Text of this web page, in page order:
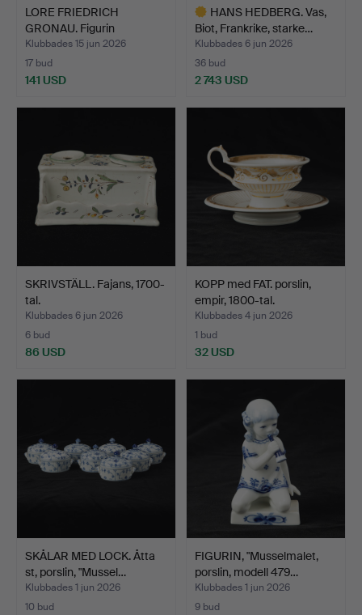
LORE FRIEDRICH
GRONAU. Figurin
föreställan…
Klubbades 15 jun 2026
17 bud
141 USD
HANS HEDBERG. Vas,
Biot, Frankrike, starke…
Klubbades 6 jun 2026
36 bud
2 743 USD
SKRIVSTÄLL. Fajans, 1700-
tal.
Klubbades 6 jun 2026
6 bud
86 USD
KOPP med FAT. porslin,
empir, 1800-tal.
Klubbades 4 jun 2026
1 bud
32 USD
SKÅLAR MED LOCK. Åtta
st, porslin, "Mussel…
Klubbades 1 jun 2026
10 bud
FIGURIN, "Musselmalet,
porslin, modell 479…
Klubbades 1 jun 2026
9 bud